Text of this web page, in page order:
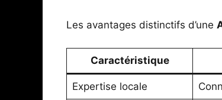
Les avantages distinctifs d’une
Caractéristique
Expertise locale